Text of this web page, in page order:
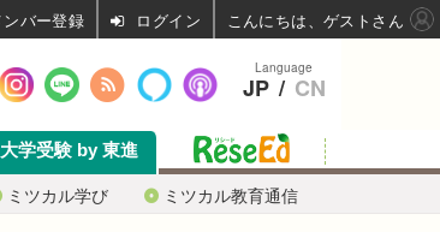
ミツカル学び ミツカル教育通信
大学受験 by 東進
Language
JP / CN
ログイン こんにちは、ゲストさん